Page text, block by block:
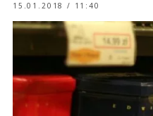
15.01.2018 / 11:40